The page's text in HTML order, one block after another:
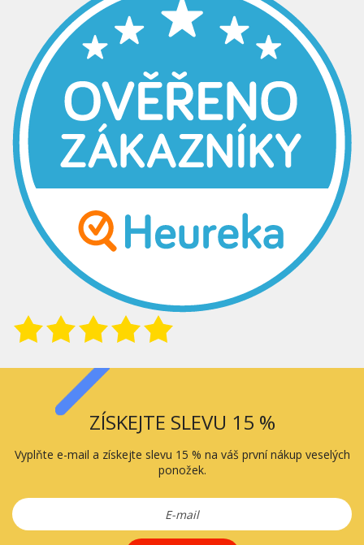
ZÍSKEJTE SLEVU 15 %
Vyplňte e-mail a získejte slevu 15 % na váš první nákup veselých
ponožek.